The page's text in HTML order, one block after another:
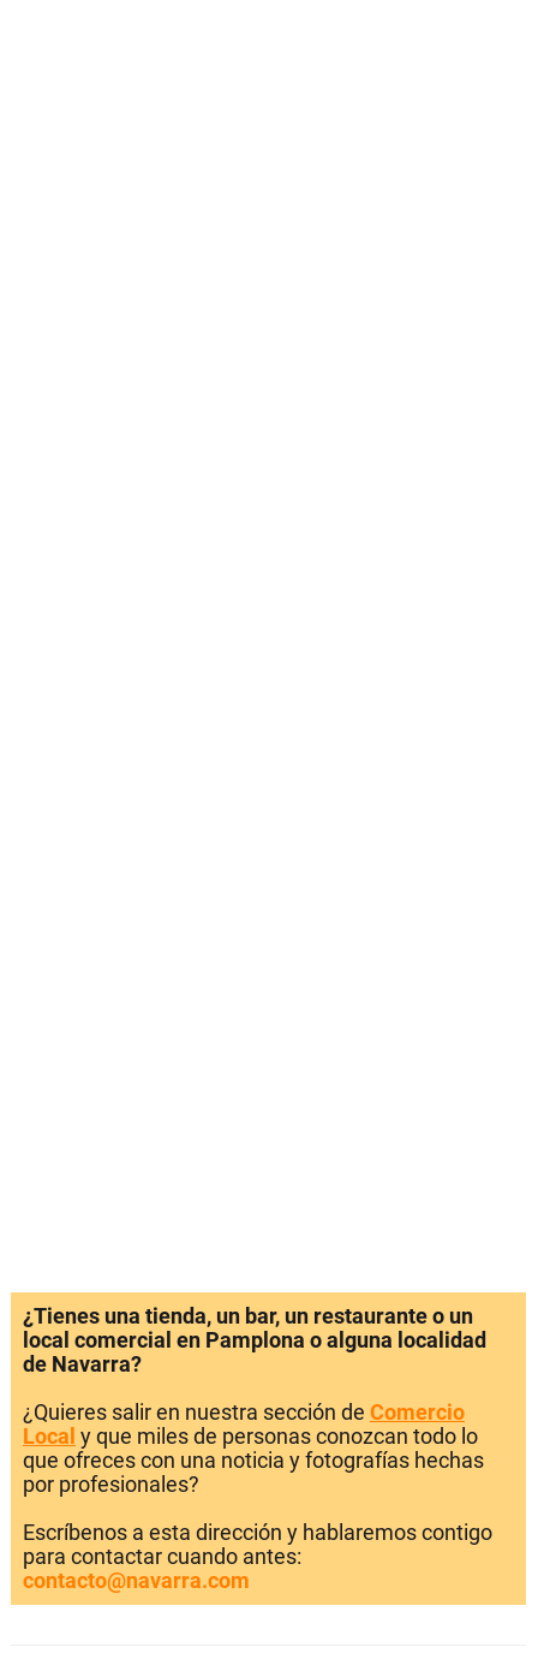
¿Tienes una tienda, un bar, un restaurante o un
local comercial en Pamplona o alguna localidad
de Navarra?
¿Quieres salir en nuestra sección de Comercio
Local y que miles de personas conozcan todo lo
que ofreces con una noticia y fotografías hechas
por profesionales?
Escríbenos a esta dirección y hablaremos contigo
para contactar cuando antes:
contacto@navarra.com